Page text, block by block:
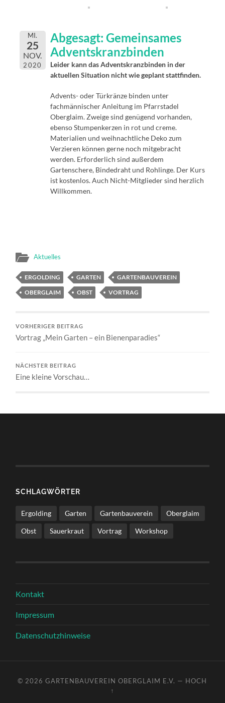
MI.
25
NOV.
2020
Abgesagt: Gemeinsames
Adventskranzbinden
Leider kann das Adventskranzbinden in der
aktuellen Situation nicht wie geplant stattfinden.
Advents- oder Türkränze binden unter
fachmännischer Anleitung im Pfarrstadel
Oberglaim. Zweige sind genügend vorhanden,
ebenso Stumpenkerzen in rot und creme.
Materialien und weihnachtliche Deko zum
Verzieren können gerne noch mitgebracht
werden. Erforderlich sind außerdem
Gartenschere, Bindedraht und Rohlinge. Der Kurs
ist kostenlos. Auch Nicht-Mitglieder sind herzlich
Willkommen.
Aktuelles
ERGOLDING GARTEN
GARTENBAUVEREIN
OBERGLAIM
OBST VORTRAG
VORHERIGER BEITRAG
Vortrag „Mein Garten – ein Bienenparadies“
NÄCHSTER BEITRAG
Eine kleine Vorschau…
SCHLAGWÖRTER
Ergolding Garten Gartenbauverein Oberglaim
Obst Sauerkraut Vortrag Workshop
Kontakt
Impressum
Datenschutzhinweise
© 2026GARTENBAUVEREIN OBERGLAIM E.V. — HOCH
↑